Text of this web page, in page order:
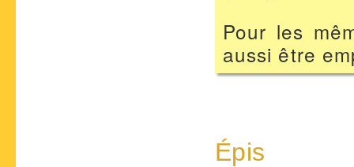
Pour les
aussi être
Épis